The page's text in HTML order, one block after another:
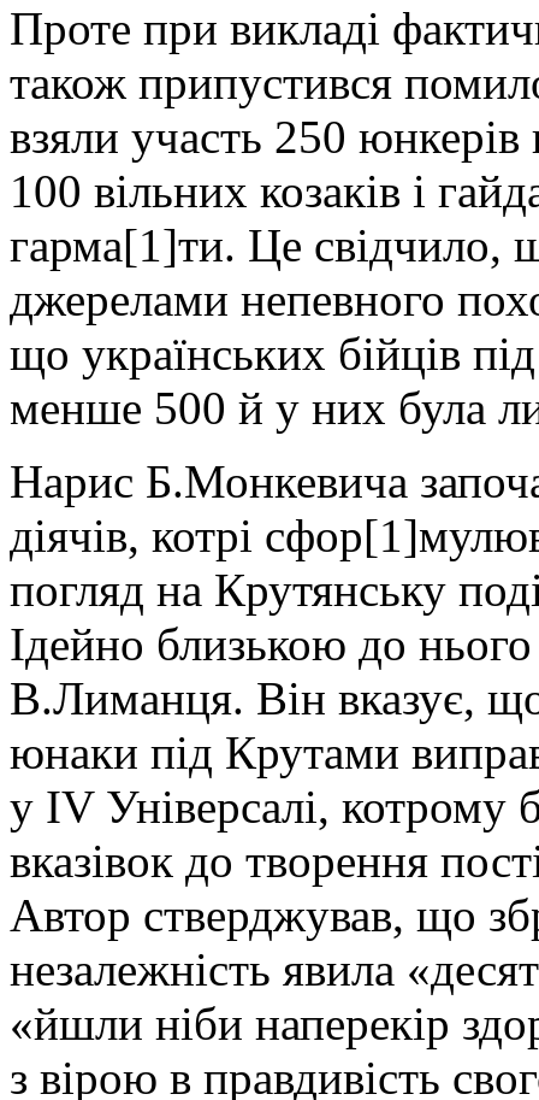
Проте при викладі
також припустився
взяли участь 250 юнкерів
100 вільних козаків і
гарма[1]ти. Це свідчило,
джерелами непевного
що українських бійців
менше 500 й у них була
Нарис Б.Монкевича
діячів, котрі
погляд на Крутянську
Ідейно близькою до
В.Лиманця. Він вказує,
юнаки під Крутами
у IV Універсалі, котрому
вказівок до творення
Автор стверджував, що
незалежність явила
«йшли ніби наперекір
з вірою в правдивість